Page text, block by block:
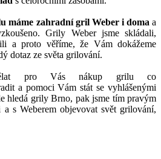
máme zahradní gril Weber i doma a
Grily Weber jsme skládali,
a proto věříme, že Vám dokážeme
dotaz ze světa grilování.
pro Vás nákup grilu co
a pomoci Vám stát se vyhlášenými
hledá grily Brno, pak jsme tím pravým
s Weberem objevovat svět grilování,